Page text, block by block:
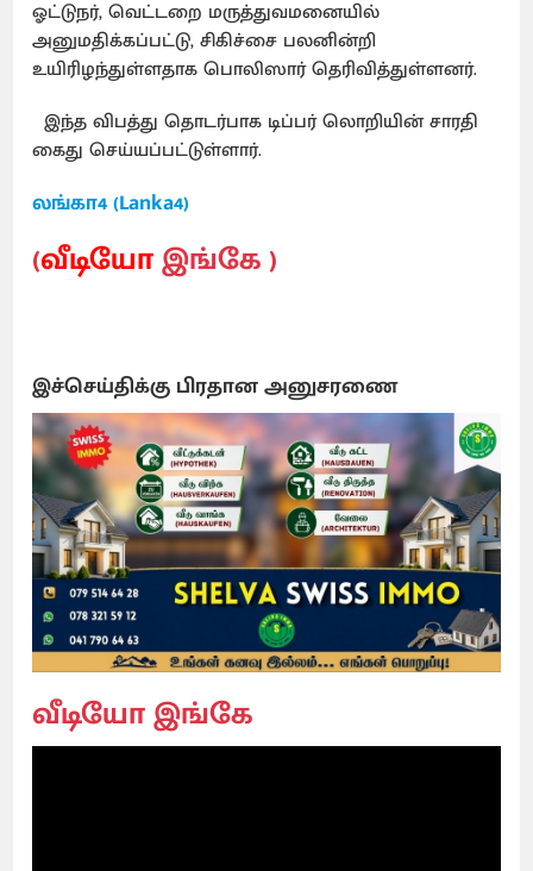
ஓட்டுநர், வெட்டறை மருத்துவமனையில்
அனுமதிக்கப்பட்டு, சிகிச்சை பலனின்றி
உயிரிழந்துள்ளதாக பொலிஸார் தெரிவித்துள்ளனர்.
இந்த விபத்து தொடர்பாக டிப்பர் லொறியின் சாரதி
கைது செய்யப்பட்டுள்ளார்.
லங்கா4 (Lanka4)
(வீடியோஇங்கே )
இச்செய்திக்கு பிரதான அனுசரணை
வீடியோ இங்கே